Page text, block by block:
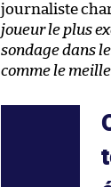
journaliste
joueur le plus
sondage dans
comme le